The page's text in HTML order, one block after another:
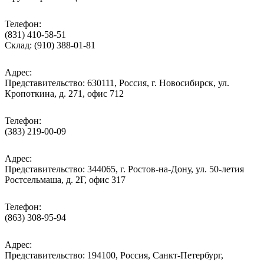
Телефон:
(831) 410-58-51
Склад: (910) 388-01-81
Адрес:
Представительство: 630111, Россия, г. Новосибирск, ул.
Кропоткина, д. 271, офис 712
Телефон:
(383) 219-00-09
Адрес:
Представительство: 344065, г. Ростов-на-Дону, ул. 50-летия
Ростсельмаша, д. 2Г, офис 317
Телефон:
(863) 308-95-94
Адрес:
Представительство: 194100, Россия, Санкт-Петербург,